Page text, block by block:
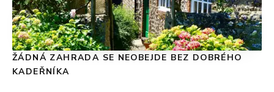
ŽÁDNÁ ZAHRADA SE NEOBEJDE BEZ DOBRÉHO
KADEŘNÍKA